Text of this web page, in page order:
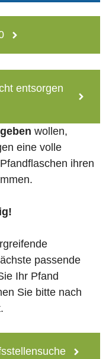
entsorgen
wollen,
eine volle
ihren
passende
Ihr Pfand
Sie bitte nach